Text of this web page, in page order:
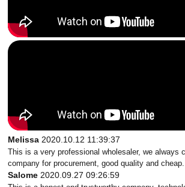
Melissa 2020.10.12 11:39:37
This is a very professional wholesaler, we always
company for procurement, good quality and cheap.
Salome 2020.09.27 09:26:59